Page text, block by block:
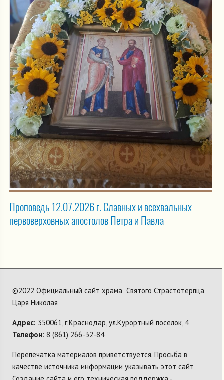
Проповедь 12.07.2026 г. Славных и всехвальных
первоверховных апостолов Петра и Павла
©2022 Официальный сайт храма Святого Страстотерпца
Царя Николая
Адрес: 350061, г.Краснодар, ул.Курортный поселок, 4
Телефон: 8 (861) 266-32-84
Перепечатка материалов приветствуется. Просьба в
качестве источника информации указывать этот сайт